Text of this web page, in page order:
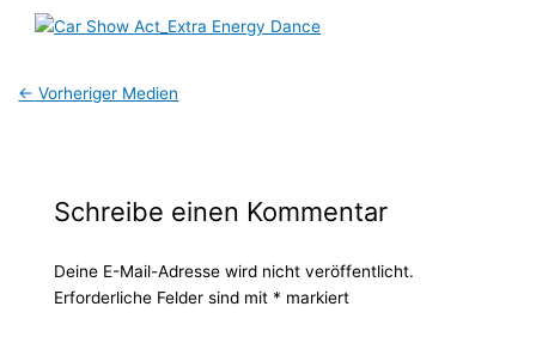
← Vorheriger Medien
Schreibe einen Kommentar
Deine E-Mail-Adresse wird nicht veröffentlicht.
Erforderliche Felder sind mit * markiert